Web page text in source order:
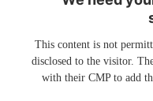
This content is not
disclosed to the visitor.
with their CMP to add